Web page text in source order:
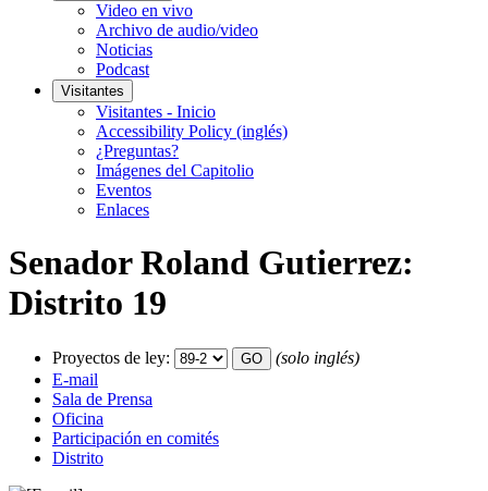
Video en vivo
Archivo de audio/video
Noticias
Podcast
Visitantes
Visitantes - Inicio
Accessibility Policy (inglés)
¿Preguntas?
Imágenes del Capitolio
Eventos
Enlaces
Senador Roland Gutierrez:
Distrito 19
Proyectos de ley:
(solo inglés)
E-mail
Sala de Prensa
Oficina
Participación en comités
Distrito